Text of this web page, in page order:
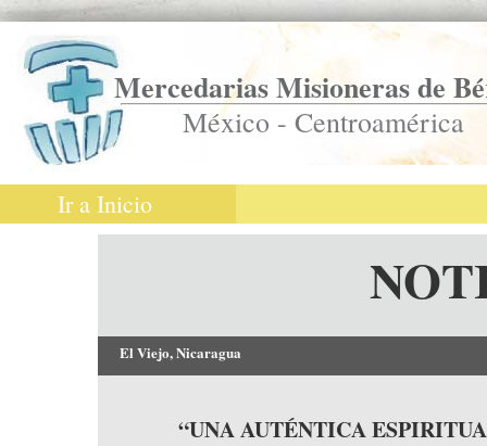
Mercedarias Misioneras de
México - Centroamérica
Ir a Inicio
El Viejo, Nicaragua
“UNA AUTÉNTICA